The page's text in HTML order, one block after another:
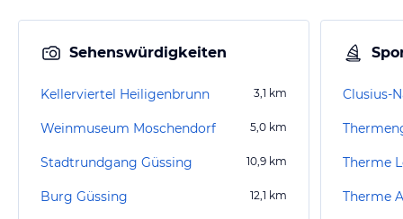
Sehenswürdigkeiten
Kellerviertel Heiligenbrunn 3,1 km
Weinmuseum Moschendorf 5,0 km
Stadtrundgang Güssing 10,9 km
Burg Güssing 12,1 km
Clusius-
Therme
Therme